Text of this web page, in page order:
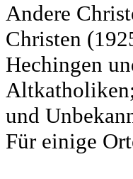
Andere
Christen
Hechingen
und
Für einige